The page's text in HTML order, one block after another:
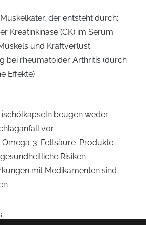
der entsteht durch:
Kreatinkinase (CK) im Serum
und Kraftverlust
bei rheumatoider Arthritis (durch
Effekte)
beugen weder
vor
3-Fettsäure-Produkte
Risiken
mit Medikamenten sind
To-Go
Behandlung mit